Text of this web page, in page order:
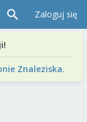
Zaloguj się
Znaleziska.